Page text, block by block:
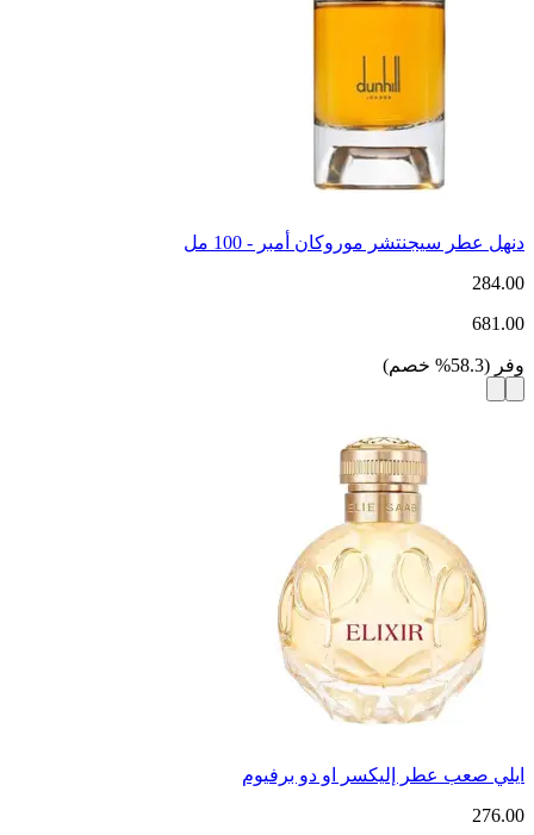
دنهل عطر سيجنتشر موروكان أمبر - 100 مل
284.00
681.00
وفر (
58.3
% خصم)
ايلي صعب عطر إليكسر او دو برفيوم
276.00